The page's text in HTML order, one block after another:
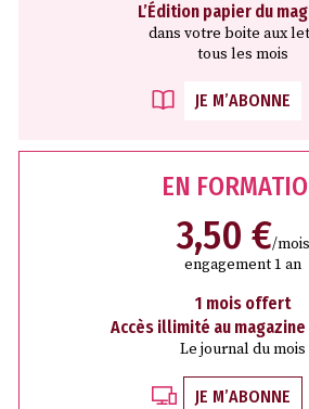
L’Édition papier du
dans votre boite aux
tous les mois
JE M’ABONNE
EN
3,50 €/mois
engagement 1 an
1 mois offert
Accès illimité au
Le journal du mois
JE M’ABONNE